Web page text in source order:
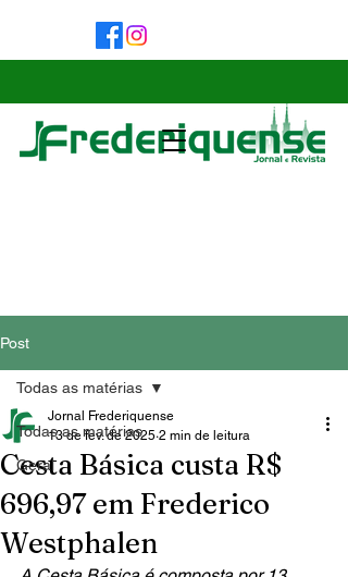
Post
Todas as matérias
Geral
Todas as matérias
Cesta Básica custa R$
696,97 em Frederico
Westphalen
Jornal Frederiquense
13 de fev. de 2025 2 min de leitura